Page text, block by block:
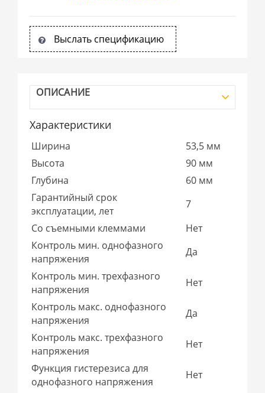
Выслать спецификацию
ОПИСАНИЕ
Характеристики
Ширина
53,5 мм
Высота
90 мм
Глубина
60 мм
Гарантийный срок
эксплуатации, лет
7
Со съемными клеммами
Нет
Контроль мин. однофазного
напряжения
Да
Контроль мин. трехфазного
напряжения
Нет
Контроль макс. однофазного
напряжения
Да
Контроль макс. трехфазного
напряжения
Нет
Функция гистерезиса для
однофазного напряжения
Нет